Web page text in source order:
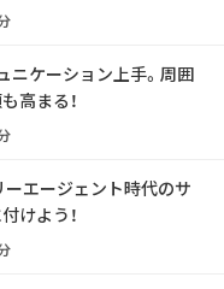
ニケーション上手。周囲
高まる！
エージェント時代のサ
けよう！